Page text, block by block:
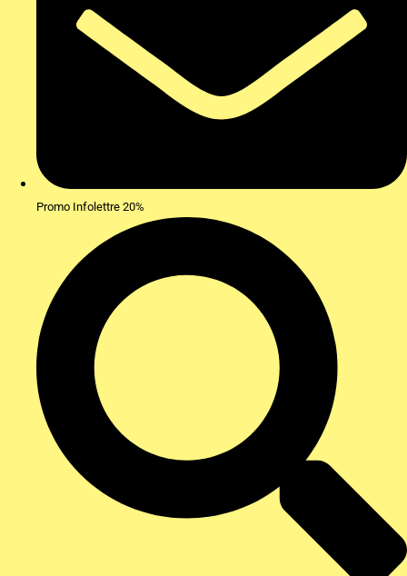
Promo Infolettre 20%